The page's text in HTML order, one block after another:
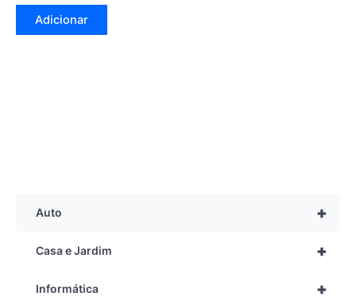
+
Auto
+
Casa e Jardim
+
Informática
Adicionar